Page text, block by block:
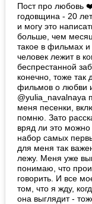
Пост про любовь
годовщина - 20
и могу это
больше, чем
такое в фильмах
человек лежит в
беспрестанной
конечно, тоже так
фильмов о любви
@yulia_navalnaya
меня песенки,
помню. Зато
вряд ли это можно
набор самых
для меня так
лежу. Меня уже
понимаю, что
говорить. И все
том, что я жду,
она выглядит -